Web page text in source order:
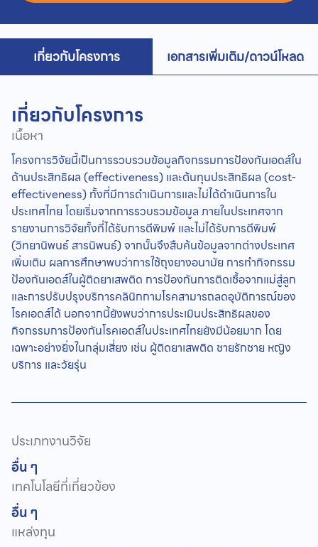
เกี่ยวกับโครงการ เอกสารเพิ่มเติม/ดาวน์โหลด
เกี่ยวกับโครงการ
เนื้อหา
โครงการวิจัยนี้เป็นการรวบรวมข้อมูลกิจกรรมการป้องกันเอดส์ใน
ด้านประสิทธิผล (effectiveness) และต้นทุนประสิทธิผล (cost-
effectiveness) ทั้งที่มีการดำเนินการและไม่ได้ดำเนินการใน
ประเทศไทย โดยเริ่มจากการรวบรวมข้อมูล ภายในประเทศจาก
รายงานการวิจัยทั้งที่ได้รับการตีพิมพ์ และไม่ได้รับการตีพิมพ์
(วิทยานิพนธ์ สารนิพนธ์) จากนั้นจึงสืบค้นข้อมูลจากต่างประเทศ
เพิ่มเติม ผลการศึกษาพบว่าการใช้ถุงยางอนามัย การทำกิจกรรม
ป้องกันเอดส์ในผู้ติดยาเสพติด การป้องกันการติดเชื้อจากแม่สู่ลูก
และการปรับปรุงบริการคลินิกกามโรคสามารถลดอุบัติการณ์ของ
โรคเอดส์ได้ นอกจากนี้ยังพบว่าการประเมินประสิทธิผลของ
กิจกรรมการป้องกันโรคเอดส์ในประเทศไทยยังมีน้อยมาก โดย
เฉพาะอย่างยิ่งในกลุ่มเสี่ยง เช่น ผู้ติดยาเสพติด ชายรักชาย หญิง
บริการ และวัยรุ่น
ประเภทงานวิจัย
อื่น ๆ
เทคโนโลยีที่เกี่ยวข้อง
อื่น ๆ
แหล่งทุน